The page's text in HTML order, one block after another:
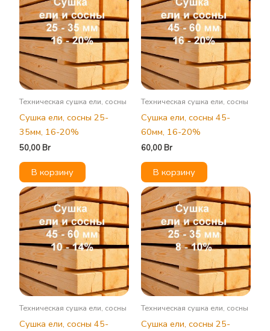
Техническая сушка ели, сосны
Сушка ели, сосны 25-
35мм, 16-20%
50,00Br
В корзину
Техническая сушка ели, сосны
Сушка ели, сосны 45-
60мм, 16-20%
60,00Br
В корзину
Техническая сушка ели, сосны
Сушка ели, сосны 45-
Техническая сушка ели, сосны
Сушка ели, сосны 25-